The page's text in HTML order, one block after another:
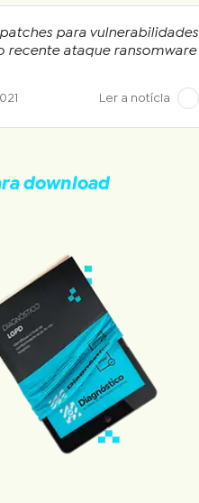
para vulnerabilidades
recente ataque ransomware
Ler a notícia
download